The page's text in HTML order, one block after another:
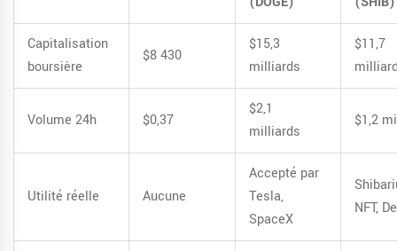
Capitalisation
boursière
$8 430
$15,3
milliards
$11,7
Volume 24h $0,37
$2,1
milliards
$1,2
Utilité réelle Aucune
Accepté par
Tesla,
SpaceX
NFT,